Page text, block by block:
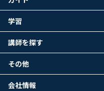
学習
講師を探す
その他
会社情報